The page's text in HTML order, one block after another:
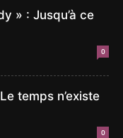
» : Jusqu’à ce
0
temps n’existe
0